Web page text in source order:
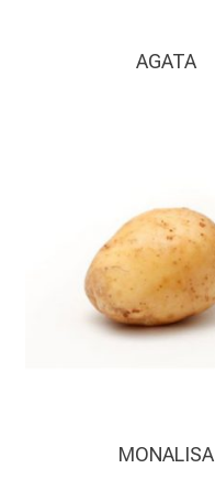
AGATA
MONALISA